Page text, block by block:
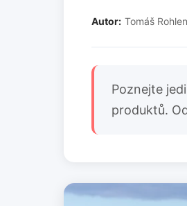
Autor: Tomáš
Poznejte
produktů.